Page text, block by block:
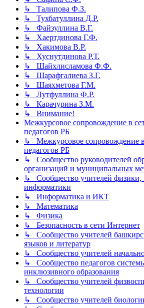
↳ Талипова Ф.З.
↳ Тухбатуллина Д.Р.
↳ Файзуллина В.Г.
↳ Хаертдинова Г.Ф.
↳ Хакимова В.Р.
↳ Хуснутдинова Р.Т.
↳ Шайхлисламова Ф.Ф.
↳ Шарафгалиева З.Г.
↳ Шаяхметова Г.М.
↳ Лутфуллина Ф.Р.
↳ Карачурина З.М.
↳ Внимание!
Межкурсовое сопровождение в
педагогов РБ
↳ Межкурсовое сопровождение в
педагогов РБ
↳ Сообщество руководителей
организаций и муниципальных
↳ Сообщество учителей физики,
информатики
↳ Информатика и ИКТ
↳ Математика
↳ Физика
↳ Безопасность в сети Интернет
↳ Сообщество учителей
языков и литератур
↳ Сообщество учителей
↳ Сообщество педагогов
инклюзивного образования
↳ Сообщество учителей
технологии
↳ Сообщество учителей